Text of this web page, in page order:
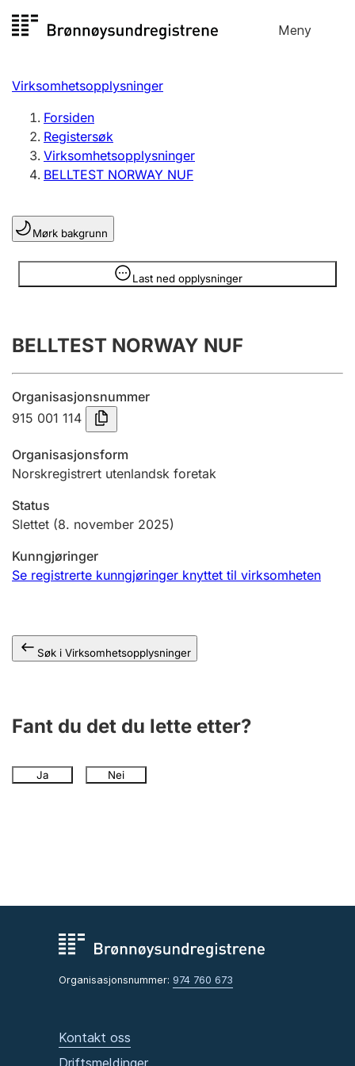
til
Meny
Registersøk
Aksjeselskap
Enkeltpersonforetak
Registrere, endre, slette
Lag og forening
Registrere, endre, slette
Innsending og forsinkelsesgebyr
Tinglysing
Jeger
Offentlig sektor
Andre tema
Virksomhetsopplysninger
Forsiden
Registersøk
Virksomhetsopplysninger
BELLTEST NORWAY NUF
Mørk bakgrunn
Last ned opplysninger
Opplysninger er skjult
BELLTEST NORWAY NUF
Organisasjonsnummer
915 001 114
Organisasjonsform
Norskregistrert utenlandsk foretak
Status
Slettet (8. november 2025)
Kunngjøringer
Se registrerte kunngjøringer knyttet til virksomheten
Søk i Virksomhetsopplysninger
Fant du det du lette etter?
Ja Nei
Organisasjonsnummer: 974 760 673
Kontakt oss